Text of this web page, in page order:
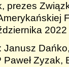
prezes
2022
Janusz
Zyzak,